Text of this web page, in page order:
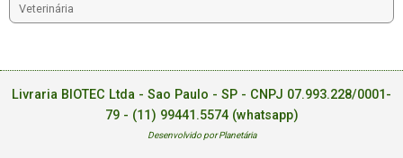
Veterinária
Livraria BIOTEC Ltda - Sao Paulo - SP - CNPJ 07.993.228/0001-
79 - (11) 99441.5574 (whatsapp)
Desenvolvido por Planetária